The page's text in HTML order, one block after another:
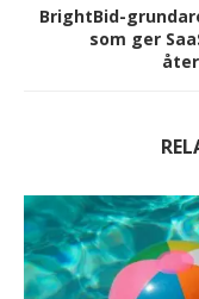
BrightBid-
som ger